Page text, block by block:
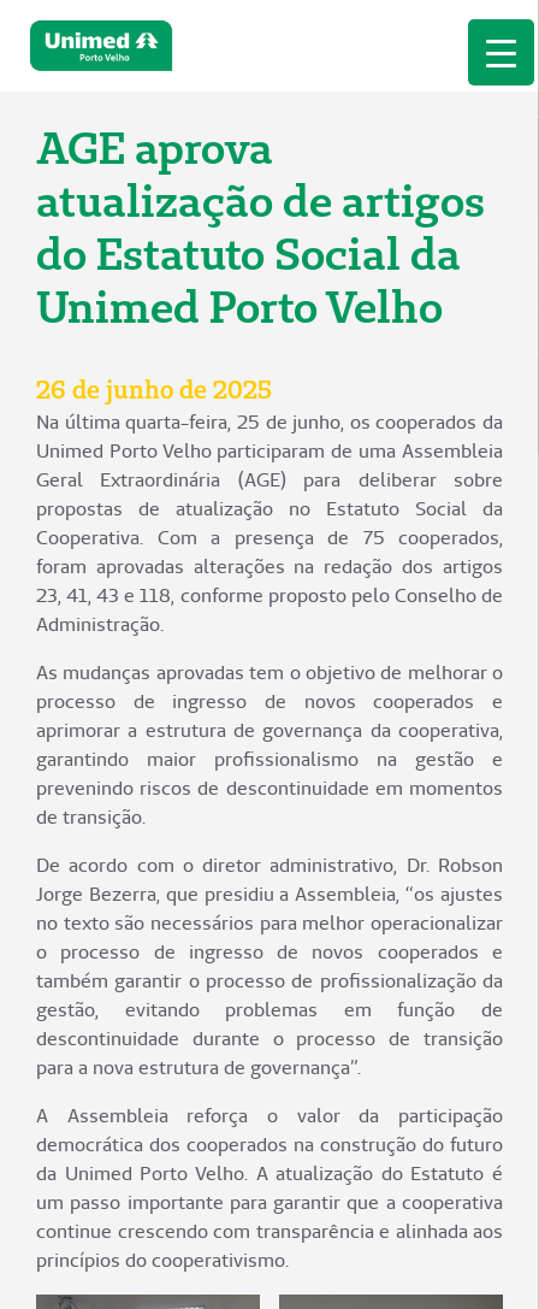
AGE aprova
atualização de artigos
do Estatuto Social da
Unimed Porto Velho
26 de junho de 2025
Na última quarta-feira, 25 de junho, os cooperados da
Unimed Porto Velho participaram de uma Assembleia
Geral Extraordinária (AGE) para deliberar sobre
propostas de atualização no Estatuto Social da
Cooperativa. Com a presença de 75 cooperados,
foram aprovadas alterações na redação dos artigos
23, 41, 43 e 118, conforme proposto pelo Conselho de
Administração.
As mudanças aprovadas tem o objetivo de melhorar o
processo de ingresso de novos cooperados e
aprimorar a estrutura de governança da cooperativa,
garantindo maior profissionalismo na gestão e
prevenindo riscos de descontinuidade em momentos
de transição.
De acordo com o diretor administrativo, Dr. Robson
Jorge Bezerra, que presidiu a Assembleia, “os ajustes
no texto são necessários para melhor operacionalizar
o processo de ingresso de novos cooperados e
também garantir o processo de profissionalização da
gestão, evitando problemas em função de
descontinuidade durante o processo de transição
para a nova estrutura de governança”.
A Assembleia reforça o valor da participação
democrática dos cooperados na construção do futuro
da Unimed Porto Velho. A atualização do Estatuto é
um passo importante para garantir que a cooperativa
continue crescendo com transparência e alinhada aos
princípios do cooperativismo.